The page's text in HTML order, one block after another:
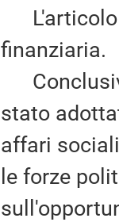
L'articolo
finanziaria.
stato
affari
le forze